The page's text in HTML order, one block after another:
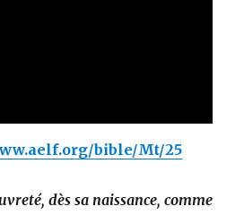
bible/Mt/25
dès sa naissance, comme